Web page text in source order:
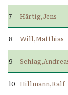
7
Härtig,Jens
8
Will,Matthias
9
10 Hillmann,Ralf